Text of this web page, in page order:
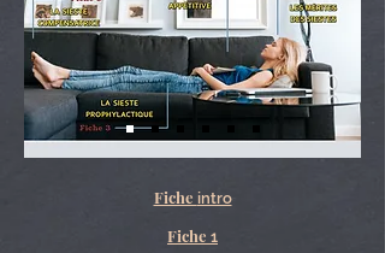
Fiche intro
Fiche 1